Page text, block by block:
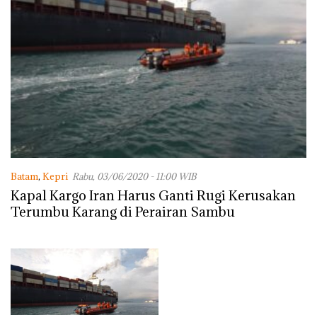
Batam, Kepri Rabu, 03/06/2020 - 11:00 WIB
Kapal Kargo Iran Harus Ganti Rugi Kerusakan
Terumbu Karang di Perairan Sambu